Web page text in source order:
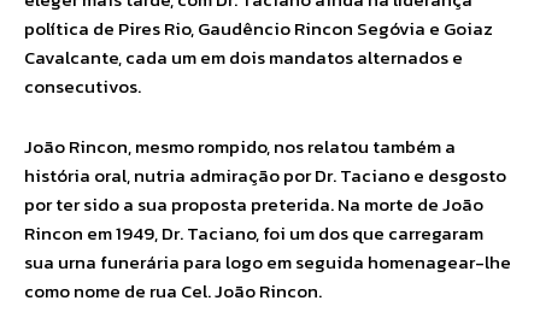
política de Pires Rio, Gaudêncio Rincon Segóvia e Goiaz
Cavalcante, cada um em dois mandatos alternados e
consecutivos.
João Rincon, mesmo rompido, nos relatou também a
história oral, nutria admiração por Dr. Taciano e desgosto
por ter sido a sua proposta preterida. Na morte de João
Rincon em 1949, Dr. Taciano, foi um dos que carregaram
sua urna funerária para logo em seguida homenagear-lhe
como nome de rua Cel. João Rincon.